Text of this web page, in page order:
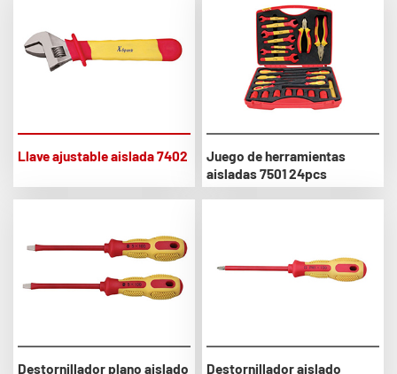
Llave ajustable aislada 7402
Juego de herramientas
aisladas 7501 24pcs
Destornillador plano aislado Destornillador aislado